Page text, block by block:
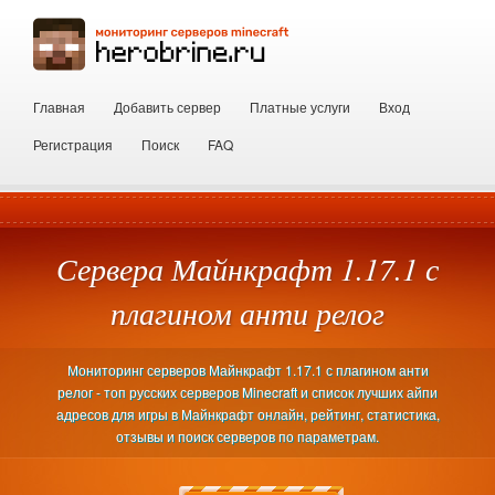
Главная Добавить сервер Платные услуги
Вход
Регистрация
Поиск FAQ
Сервера Майнкрафт 1.17.1 с
плагином анти релог
Мониторинг серверов Майнкрафт 1.17.1 с плагином анти
релог - топ русских серверов Minecraft и список лучших айпи
адресов для игры в Майнкрафт онлайн, рейтинг, статистика,
отзывы и поиск серверов по параметрам.